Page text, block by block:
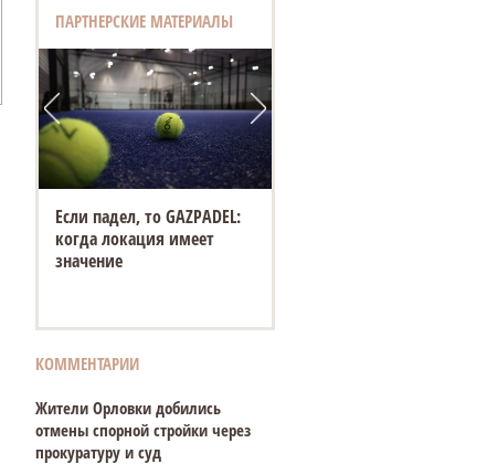
ПАРТНЕРСКИЕ МАТЕРИАЛЫ
Если падел, то GAZPADEL:
когда локация имеет
значение
КОММЕНТАРИИ
Жители Орловки добились
отмены спорной стройки через
прокуратуру и суд